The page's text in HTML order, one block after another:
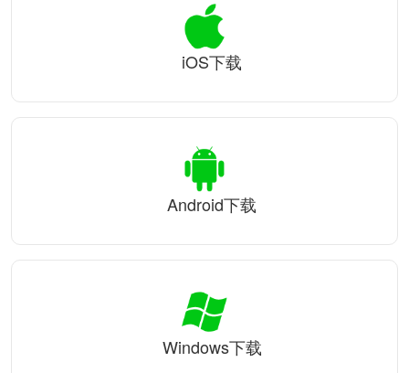
iOS下载
Android下载
Windows下载